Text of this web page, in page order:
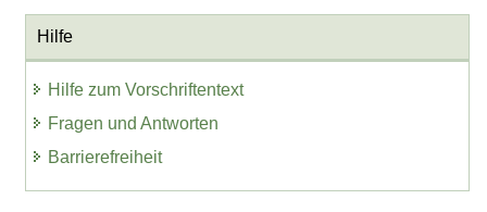
Hilfe
Hilfe zum Vorschriftentext
Fragen und Antworten
Barrierefreiheit